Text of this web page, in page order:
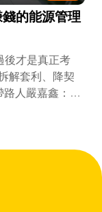
的能源管理
後才是真正考
解套利、降契
人嚴嘉鑫：